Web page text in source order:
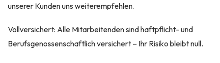
unserer Kunden uns weiterempfehlen.
Vollversichert: Alle Mitarbeitenden sind haftpflicht- und
Berufsgenossenschaftlich versichert – Ihr Risiko bleibt null.